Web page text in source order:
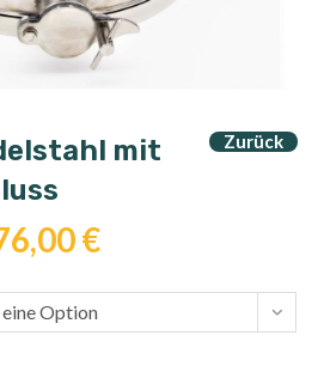
Zurück
mit
€
Option